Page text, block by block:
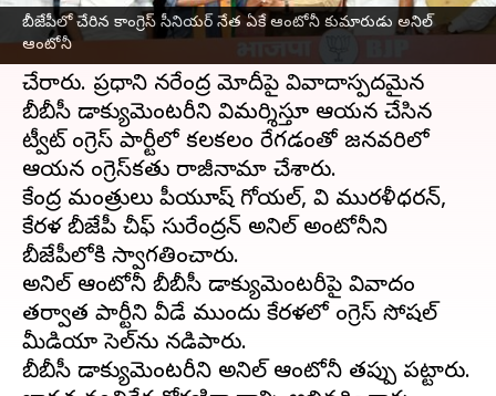
బీజేపీలో చేరిన కాంగ్రెస్ సీనియర్ నేత ఏకే ఆంటోనీ కుమారుడు అనిల్
ఆంటోనీ
కాంగ్రెస్ సీనియర్ నేత, మాజీ రక్షణ మంత్రి ఏకే ఆంటోనీ
కుమారుడుఅనిల్ ఆంటోనీగురువారంబీజేపీలో
చేరారు. ప్రధాని నరేంద్ర మోదీపై వివాదాస్పదమైన
బీబీసీ డాక్యుమెంటరీని విమర్శిస్తూ ఆయన చేసిన
ట్వీట్ కాంగ్రెస్ పార్టీలో కలకలం రేగడంతో జనవరిలో
ఆయన కాంగ్రెస్‌కతు రాజీనామా చేశారు.
కేంద్ర మంత్రులు పీయూష్ గోయల్, వి మురళీధరన్,
కేరళ బీజేపీ చీఫ్ సురేంద్రన్ అనిల్ అంటోనీని
బీజేపీలోకి స్వాగతించారు.
అనిల్ ఆంటోనీ బీబీసీ డాక్యుమెంటరీపై వివాదం
తర్వాత పార్టీని వీడే ముందు కేరళలో కాంగ్రెస్ సోషల్
మీడియా సెల్‌ను నడిపారు.
బీబీసీ డాక్యుమెంటరీని అనిల్ ఆంటోనీ తప్పు పట్టారు.